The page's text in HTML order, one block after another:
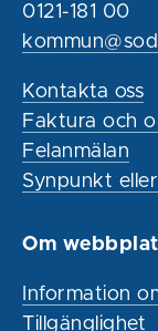
0121-181 00
Kontakta oss
Faktura och
Felanmälan
Synpunkt
Om
Information
Tillgänglighet